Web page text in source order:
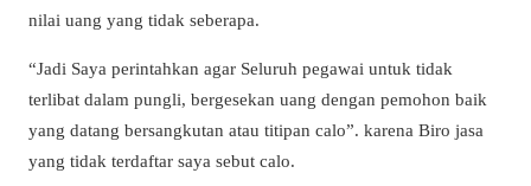
nilai uang yang tidak seberapa.
“Jadi Saya perintahkan agar Seluruh pegawai untuk tidak
terlibat dalam pungli, bergesekan uang dengan pemohon baik
yang datang bersangkutan atau titipan calo”. karena Biro jasa
yang tidak terdaftar saya sebut calo.